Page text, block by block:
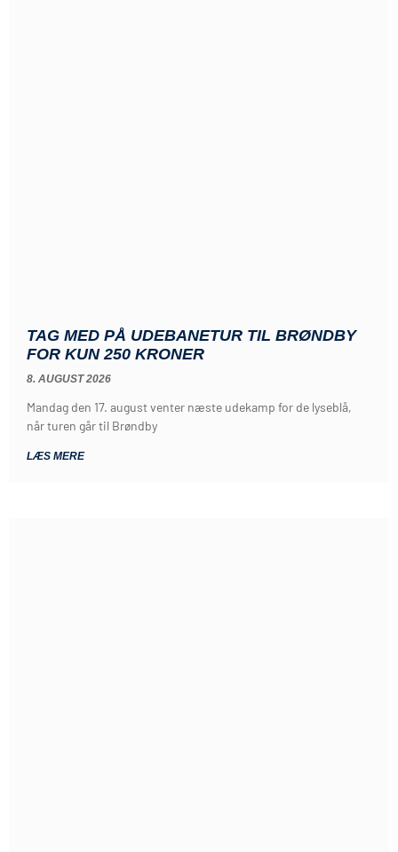
TAG MED PÅ UDEBANETUR TIL BRØNDBY
FOR KUN 250 KRONER
8. AUGUST 2026
Mandag den 17. august venter næste udekamp for de lyseblå,
når turen går til Brøndby
LÆS MERE